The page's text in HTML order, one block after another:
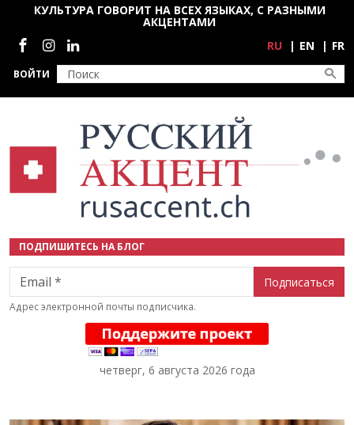
Перейти к основному содержанию
ВОЙТИ
КУЛЬТУРА ГОВОРИТ НА ВСЕХ ЯЗЫКАХ, С РАЗНЫМИ
АКЦЕНТАМИ
Социальные сети
RU EN FR
ПОДПИШИТЕСЬ НА БЛОГ
Email
Адрес электронной почты подписчика.
четверг, 6 августа 2026 года